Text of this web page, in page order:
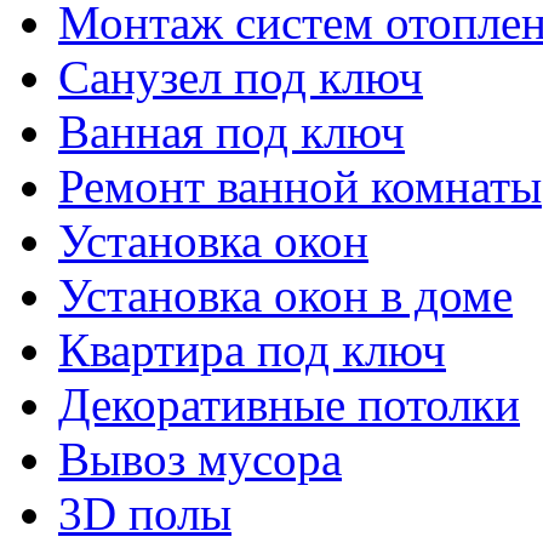
Монтаж систем
Санузел под ключ
Ванная под ключ
Ремонт ванной комнаты
Установка окон
Установка окон в доме
Квартира под ключ
Декоративные потолки
Вывоз мусора
3D полы